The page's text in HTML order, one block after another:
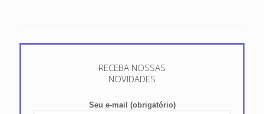
RECEBA NOSSAS
NOVIDADES
Seu e-mail (obrigatório)